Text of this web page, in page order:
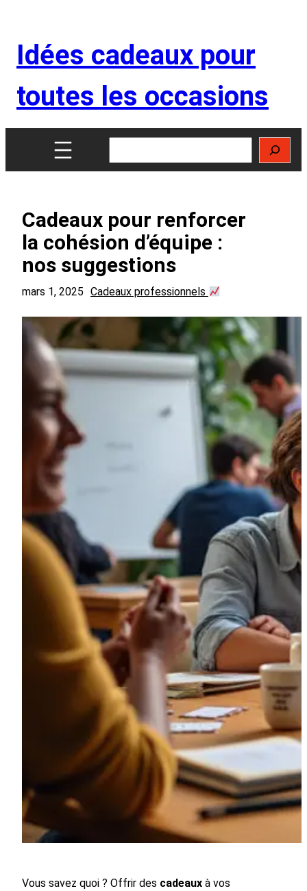
contenu
Idées cadeaux pour
toutes les occasions
Cadeaux pour renforcer
la cohésion d’équipe :
nos suggestions
mars 1, 2025 Cadeaux professionnels
Vous savez quoi ? Offrir des cadeaux à vos